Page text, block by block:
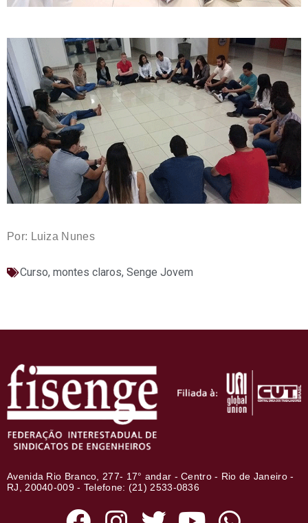
Por: Luiza Nunes
Curso, montes claros, Senge Jovem
Avenida Rio Branco, 277- 17° andar - Centro - Rio de Janeiro -
RJ, 20040-009 - Telefone: (21) 2533-0836